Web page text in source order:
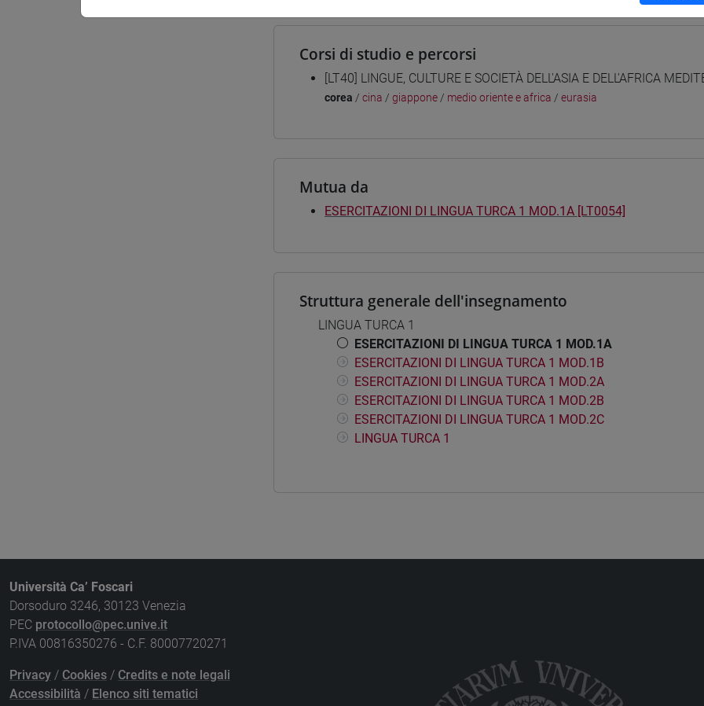
Corsi di studio e percorsi
[LT40] LINGUE, CULTURE E SOCIETÀ DELL'ASIA E DELL'AFRICA
corea / cina / giappone / medio oriente e africa / eurasia
Mutua da
ESERCITAZIONI DI LINGUA TURCA 1 MOD.1A [LT0054]
Struttura generale dell'insegnamento
LINGUA TURCA 1
ESERCITAZIONI DI LINGUA TURCA 1 MOD.1A
ESERCITAZIONI DI LINGUA TURCA 1 MOD.1B
ESERCITAZIONI DI LINGUA TURCA 1 MOD.2A
ESERCITAZIONI DI LINGUA TURCA 1 MOD.2B
ESERCITAZIONI DI LINGUA TURCA 1 MOD.2C
LINGUA TURCA 1
Università Ca’ Foscari
Dorsoduro 3246, 30123 Venezia
PEC protocollo@pec.unive.it
P.IVA 00816350276 - C.F. 80007720271
Privacy / Cookies / Credits e note legali
Accessibilità / Elenco siti tematici